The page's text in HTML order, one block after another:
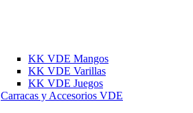
KK VDE Mangos
KK VDE Varillas
KK VDE Juegos
Carracas y Accesorios VDE